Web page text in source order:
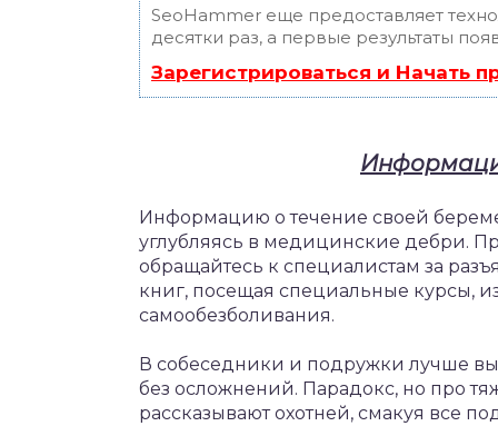
SeoHammer еще предоставляет
десятки раз, а первые результаты
Зарегистрироваться и Начать
Информацию о течение своей
углубляясь в медицинские дебри.
обращайтесь к специалистам за
книг, посещая специальные курсы,
самообезболивания.
В собеседники и подружки лучше
без осложнений. Парадокс, но про
рассказывают охотней, смакуя все